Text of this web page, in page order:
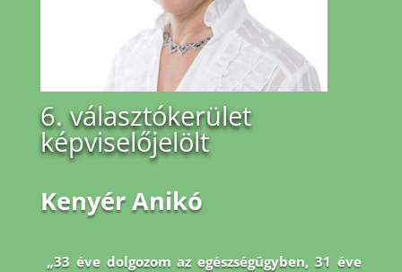
6. választókerület
képviselőjelölt
Kenyér Anikó
„33 éve dolgozom az egészségügyben, 31 éve